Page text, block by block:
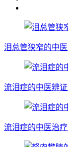
泪总管狭窄的中
流泪症的中医辨
流泪症的中医治